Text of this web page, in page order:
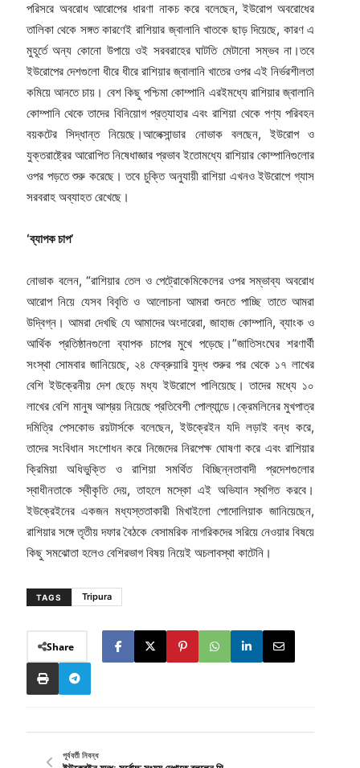
পরিসরে অবরোধ আরোপের ধারণা নাকচ করে বলেছেন, ইউরোপ অবরোধের
তালিকা থেকে সঙ্গত কারণেই রাশিয়ার জ্বালানি খাতকে ছাড় দিয়েছে, কারণ এ
মুহূর্তে অন্য কোনো উপায়ে ওই সরবরাহের ঘাটতি মেটানো সম্ভব না।তবে
ইউরোপের দেশগুলো ধীরে ধীরে রাশিয়ার জ্বালানি খাতের ওপর এই নির্ভরশীলতা
কমিয়ে আনতে চায়। বেশ কিছু পশ্চিমা কোম্পানি এরইমধ্যে রাশিয়ার জ্বালানি
কোম্পানি থেকে তাদের বিনিয়োগ প্রত্যাহার এবং রাশিয়া থেকে পণ্য পরিবহন
বয়কটের সিদ্ধান্ত নিয়েছে।আলেক্সান্ডার নোভাক বলছেন, ইউরোপ ও
যুক্তরাষ্ট্রের আরোপিত নিষেধাজ্ঞার প্রভাব ইতোমধ্যে রাশিয়ার কোম্পানিগুলোর
ওপর পড়তে শুরু করেছে। তবে চুক্তি অনুযায়ী রাশিয়া এখনও ইউরোপে গ্যাস
সরবরাহ অব্যাহত রেখেছে।
‘ব্যাপক চাপ’
নোভাক বলেন, “রাশিয়ার তেল ও পেট্রোকেমিকেলের ওপর সম্ভাব্য অবরোধ
আরোপ নিয়ে যেসব বিবৃতি ও আলোচনা আমরা শুনতে পাচ্ছি তাতে আমরা
উদ্বিগ্ন। আমরা দেখছি যে আমাদের অংদারেরা, জাহাজ কোম্পানি, ব্যাংক ও
আর্থিক প্রতিষ্ঠানগুলো ব্যাপক চাপের মুখে পড়েছে।”জাতিসংঘের শরণার্থী
সংস্থা সোমবার জানিয়েছে, ২৪ ফেব্রুয়ারি যুদ্ধ শুরুর পর থেকে ১৭ লাখের
বেশি ইউক্রেনীয় দেশ ছেড়ে মধ্য ইউরোপে পালিয়েছে। তাদের মধ্যে ১০
লাখের বেশি মানুষ আশ্রয় নিয়েছে প্রতিবেশী পোল্যান্ডে।ক্রেমলিনের মুখপাত্র
দমিত্রি পেসকোভ রয়টার্সকে বলেছেন, ইউক্রেইন যদি লড়াই বন্ধ করে,
তাদের সংবিধান সংশোধন করে নিজেদের নিরপেক্ষ ঘোষণা করে এবং রাশিয়ার
ক্রিমিয়া অধিভুক্তি ও রাশিয়া সমর্থিত বিচ্ছিন্নতাবাদী প্রদেশগুলোর
স্বাধীনতাকে স্বীকৃতি দেয়, তাহলে মস্কো এই অভিযান স্থগিত করবে।
ইউক্রেইনের একজন মধ্যস্ততাকারী মিখাইলো পোদোলিয়াক জানিয়েছেন,
রাশিয়ার সঙ্গে তৃতীয় দফার বৈঠকে বেসামরিক নাগরিকদের সরিয়ে নেওয়ার বিষয়ে
কিছু সমঝোতা হলেও বেশিরভাগ বিষয় নিয়েই অচলাবস্থা কাটেনি।
TAGS Tripura
Share
পূর্ববর্তী নিবন্ধ